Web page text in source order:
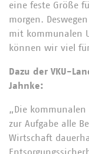
eine feste Größe
morgen.
mit kommunalen
können wir viel
Dazu der VKU-
Jahnke:
„Die
zur Aufgabe alle
Wirtschaft